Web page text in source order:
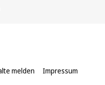
melden Impressum